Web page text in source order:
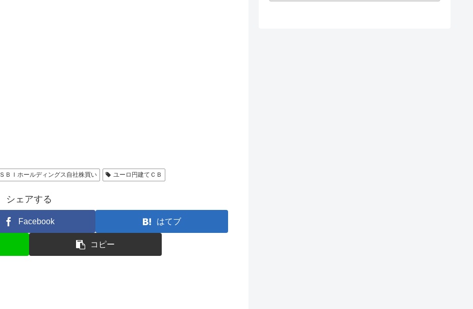
ＳＢＩホールディングス自社株買い ユーロ円建てＣＢ
シェアする
Facebook はてブ
コピー